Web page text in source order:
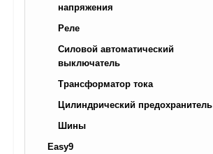
напряжения
Реле
Силовой автоматический
выключатель
Трансформатор тока
Цилиндрический предохранитель
Шины
Easy9